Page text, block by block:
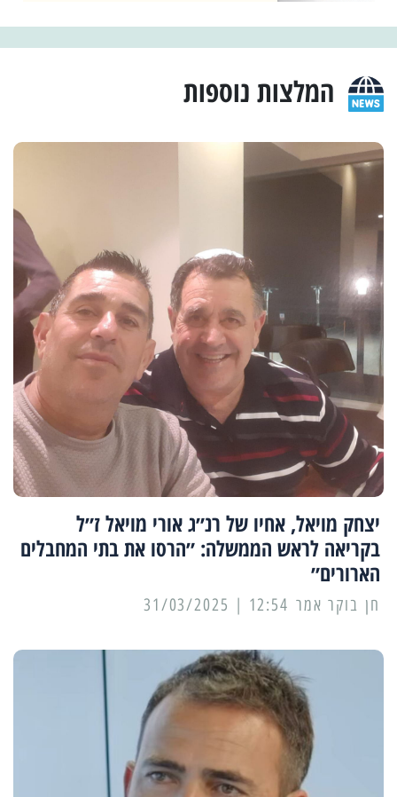
המלצות נוספות
יצחק מויאל, אחיו של רנ״ג אורי מויאל ז״ל
בקריאה לראש הממשלה: ״הרסו את בתי המחבלים
הארורים״
12:54 | 31/03/2025